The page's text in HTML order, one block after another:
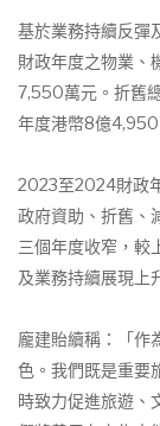
基於業務持續反彈
財政年度之物業、
7,550萬元。折舊
年度港幣8億
2023至2024財政
政府資助、折舊、
三個年度收窄，較
及業務持續展現上
龐建貽續稱：「作
色。我們既是重要
時致力促進旅遊